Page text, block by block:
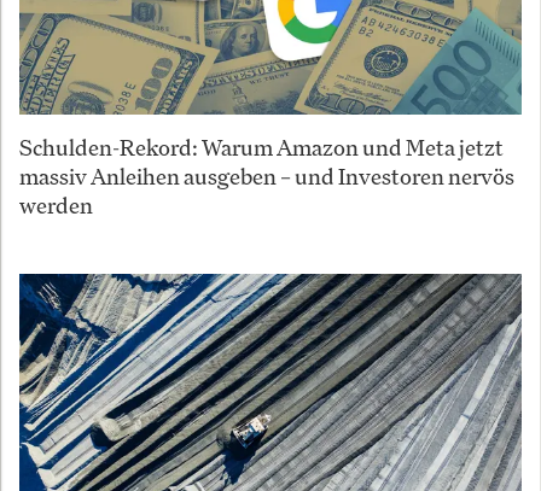
Schulden-Rekord: Warum Amazon und Meta jetzt
massiv Anleihen ausgeben – und Investoren nervös
werden